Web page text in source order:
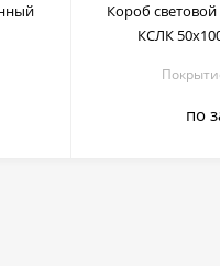
Короб
КСЛК
по